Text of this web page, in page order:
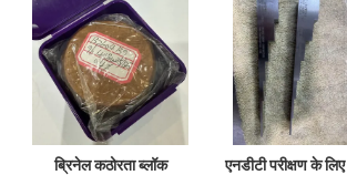
ब्रिनेल कठोरता ब्लॉक
एनडीटी परीक्षण के